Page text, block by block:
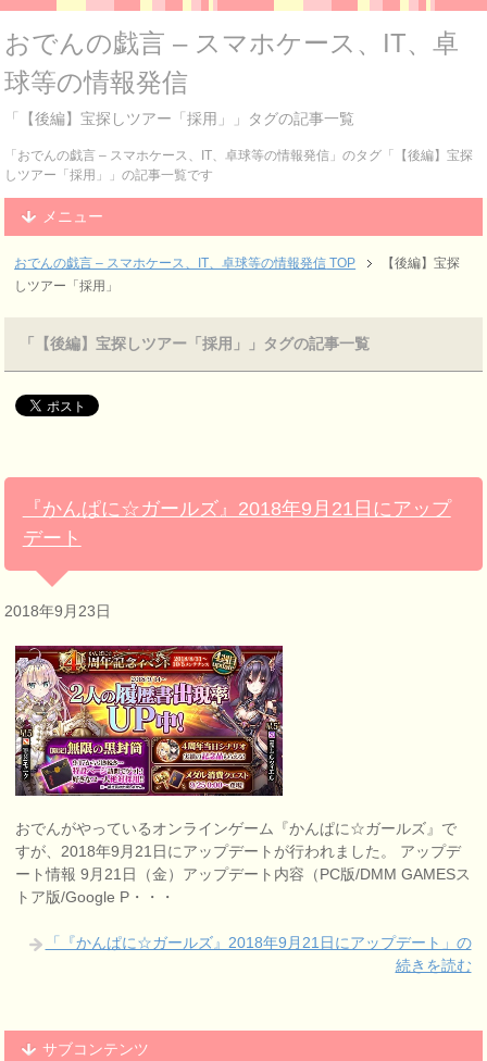
おでんの戯言 – スマホケース、IT、卓
球等の情報発信
「【後編】宝探しツアー「採用」」タグの記事一覧
「おでんの戯言 – スマホケース、IT、卓球等の情報発信」のタグ「【後編】宝探
しツアー「採用」」の記事一覧です
メニュー
おでんの戯言 – スマホケース、IT、卓球等の情報発信 TOP
【後編】宝探
しツアー「採用」
「【後編】宝探しツアー「採用」」タグの記事一覧
『かんぱに☆ガールズ』2018年9月21日にアップ
デート
2018年9月23日
おでんがやっているオンラインゲーム『かんぱに☆ガールズ』で
すが、2018年9月21日にアップデートが行われました。 アップデ
ート情報 9月21日（金）アップデート内容（PC版/DMM GAMESス
トア版/Google P・・・
「『かんぱに☆ガールズ』2018年9月21日にアップデート」の
続きを読む
サブコンテンツ